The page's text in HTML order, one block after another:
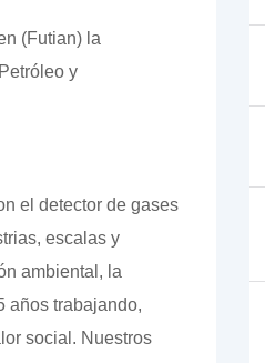
(Futian) la
y
el detector de gases
escalas y
ambiental, la
años trabajando,
social. Nuestros